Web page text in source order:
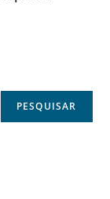
PESQUISAR